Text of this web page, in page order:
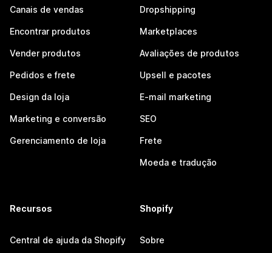
Canais de vendas
Encontrar produtos
Vender produtos
Pedidos e frete
Design da loja
Marketing e conversão
Gerenciamento de loja
Dropshipping
Marketplaces
Avaliações de produtos
Upsell e pacotes
E-mail marketing
SEO
Frete
Moeda e tradução
Recursos
Central de ajuda da Shopify
Shopify
Sobre